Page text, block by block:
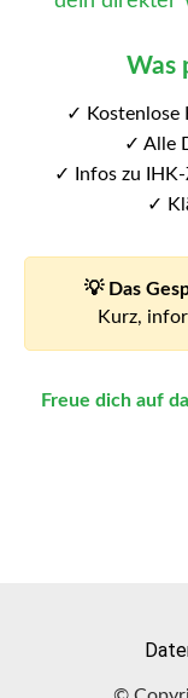
Was
✓ Kostenlose
✓ Alle
✓ Infos zu
✓
💡 Das
Kurz,
Freue dich auf